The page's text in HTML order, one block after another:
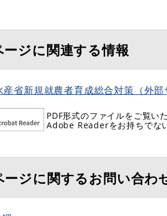
ージに関連する情報
産省新規就農者育成総合対策（外部
PDF形式のファイルをご覧い
Adobe Readerをお持ちでな
ージに関するお問い合わ